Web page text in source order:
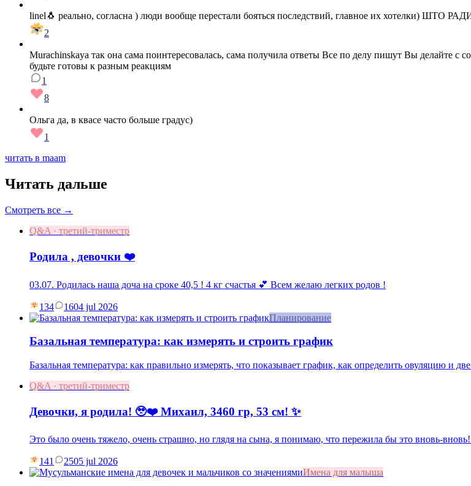
linel🐧 реально, согласна ) люди вообще перестали бояться последствий, главное их
2
Murachinskaya так она сама поинтересовалась, сама получила ответы Все по делу пишут Вы делайте с
будьте готовы к разным реакциям
1
8
Ольга да, в квасе часто больше градус)
1
читать в maam
Читать дальше
Смотреть все →
Q&A · третий-триместр
Родила , девочки ❤️
03.07. Родилась наша доча на сроке 40,5 ! 4 кг счастья 💕 Всем желаю легких родов !
134 1604 jul 2026
Планирование
Базальная температура: как измерять и строить график
Базальная температура: как правильно измерять, что показывает график, как определить овуляцию и
Q&A · третий-триместр
Девочки, я родила! 🥹❤️ Михаил, 3460 гр, 53 см! ✨
Это было очень тяжело, очень страшно, но глядя на сына, я понимаю, что пережила бы это вновь-
141 2505 jul 2026
Имена для малыша